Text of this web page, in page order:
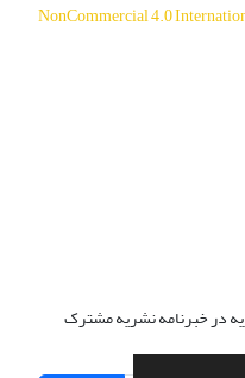
NonCommercial 4.0
در خبرنامه نشریه مشترک